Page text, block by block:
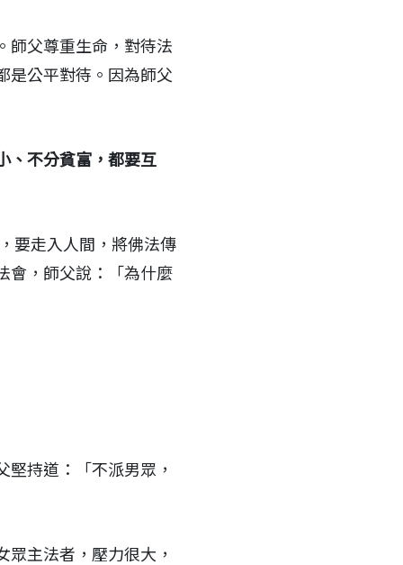
師父尊重生命，對待法
是公平對待。因為師父
、不分貧富，都要互
要走入人間，將佛法傳
會，師父說：「為什麼
持道：「不派男眾，
主法者，壓力很大，